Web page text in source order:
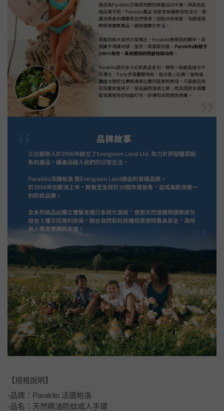
【規格說明】
-品牌：Parakito 法國帕洛
-品名：天然精油防蚊成人手環